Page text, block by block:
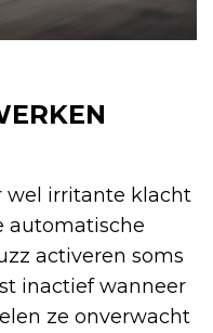
wel irritante klacht
automatische
activeren soms
inactief wanneer
ze onverwacht